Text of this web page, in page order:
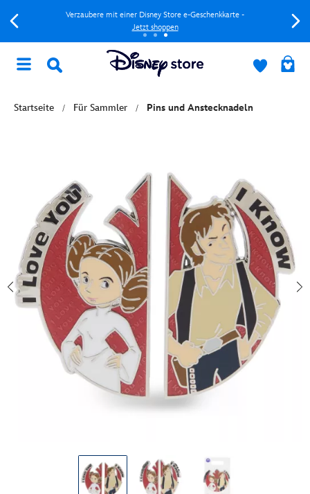
Verzaubere mit einer Disney Store e-Geschenkkarte -
Jetzt shoppen
Startseite Für Sammler Pins und Anstecknadeln